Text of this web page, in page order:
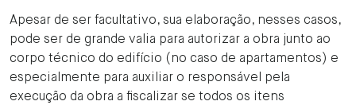
Apesar de ser facultativo, sua elaboração, nesses casos,
pode ser de grande valia para autorizar a obra junto ao
corpo técnico do edifício (no caso de apartamentos) e
especialmente para auxiliar o responsável pela
execução da obra a fiscalizar se todos os itens